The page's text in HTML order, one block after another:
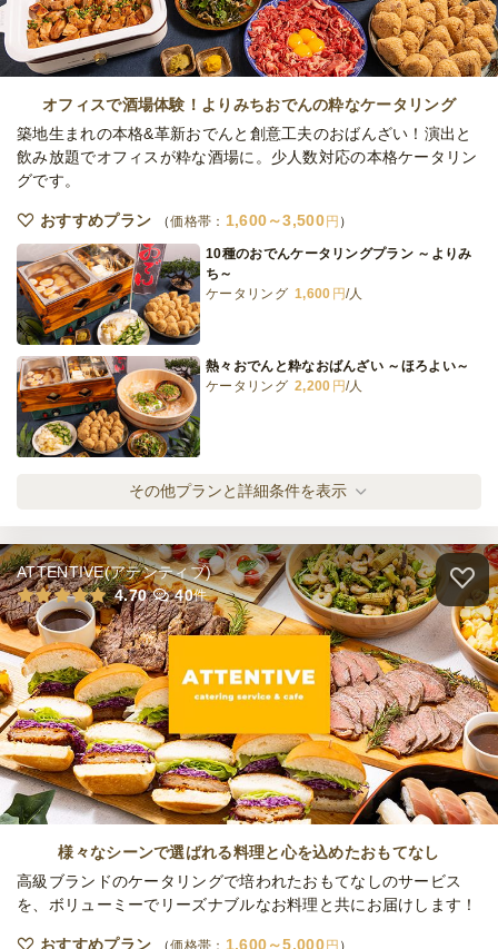
サーバー2台・生樽2本セット
サーバー2台・生樽・レモンサワー樽各1本
ケータリング
70,000円
オフィスで酒場体験！よりみちおでんの粋なケータリング
築地生まれの本格&革新おでんと創意工夫のおばんざい！演出と
飲み放題でオフィスが粋な酒場に。少人数対応の本格ケータリン
グです。
おすすめプラン 価格帯： 1,600～3,500円
10種のおでんケータリングプラン ～よりみ
ち～
ケータリング 1,600 円/人
熱々おでんと粋なおばんざい ～ほろよい～
ケータリング 2,200 円/人
い～
おでんと肴と和牛の極みプラン ～はなやぎ
～
ケータリング 3,500円/人
全てのプランを見る（4件）
ケータリング
締切 3日前17時
最低ご注文金額 70,000円
その他プランと詳細条件を表示
ATTENTIVE(アテンティブ)
4.70
40件
様々なシーンで選ばれる料理と心を込めたおもてなし
高級ブランドのケータリングで培われたおもてなしのサービス
を、ボリューミーでリーズナブルなお料理と共にお届けします！
おすすめプラン 価格帯： 1,600～5,000円